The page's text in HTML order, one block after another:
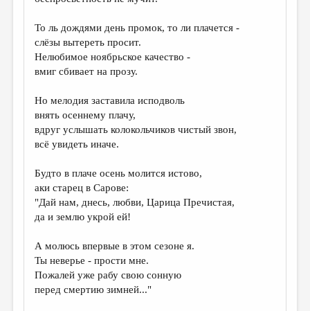
ПЕРЕВОДЫ
КОНКУРСЫ
КНИЖНАЯ ПОЛКА
ОБЗОР ЛИТЕРАТУРЫ
ОБЪЯВЛЕНИЯ
ОТ РЕДАКЦИИ
МАЛАЯ ПРОЗА
То ль дождями день промок, то ли плачется -
слёзы вытереть просит.
Нелюбимое ноябрьское качество -
вмиг сбивает на прозу.
Но мелодия заставила исподволь
внять осеннему плачу,
вдруг услышать колокольчиков чистый звон,
всё увидеть иначе.
Будто в плаче осень молится истово,
аки старец в Сарове:
"Дай нам, днесь, любви, Царица Пречистая,
да и землю укрой ей!
А молюсь впервые в этом сезоне я.
Ты неверье - прости мне.
Пожалей уже рабу свою сонную
перед смертию зимней..."